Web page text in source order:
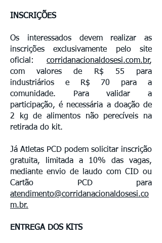
INSCRIÇÕES
Os interessados devem realizar as
inscrições exclusivamente pelo site
oficial: corridanacionaldosesi.com.br,
com valores de R$ 55 para
industriários e R$ 70 para a
comunidade. Para validar a
participação, é necessária a doação de
2 kg de alimentos não perecíveis na
retirada do kit.
Já Atletas PCD podem solicitar inscrição
gratuita, limitada a 10% das vagas,
mediante envio de laudo com CID ou
Cartão PCD para
atendimento@corridanacionaldosesi.co
m.br.
ENTREGA DOS KITS